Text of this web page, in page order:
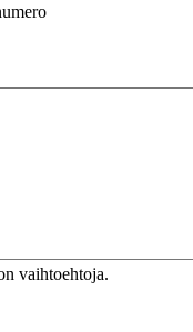
vaihtoehtoja.